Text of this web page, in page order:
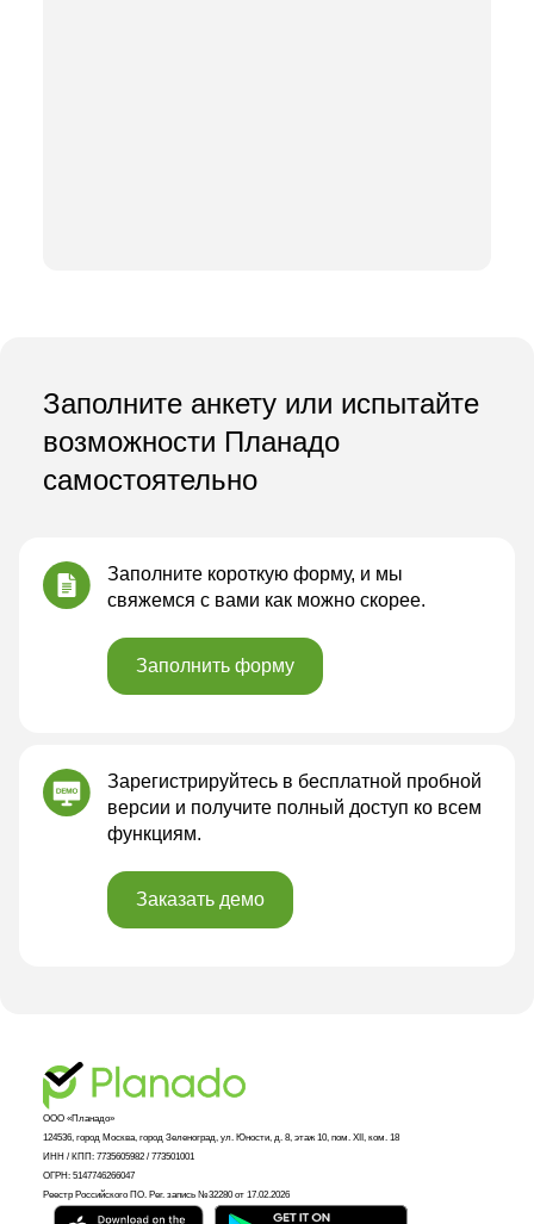
Заполните анкету или испытайте
возможности Планадо
самостоятельно
Заполните короткую форму, и мы
свяжемся с вами как можно скорее.
Заполнить форму
Зарегистрируйтесь в бесплатной пробной
версии и получите полный доступ ко всем
функциям.
Заказать демо
ООО «Планадо»
124536, город Москва, город Зеленоград, ул. Юности, д. 8, этаж 10, пом. XII, ком. 18
ИНН / КПП: 7735605982 / 773501001
ОГРН: 5147746266047
Реестр Российского ПО. Рег. запись №32280 от 17.02.2026